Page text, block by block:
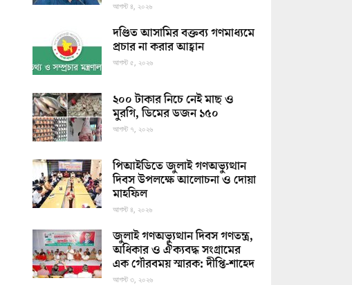
আগস্ট ৪, ২০২৬
দণ্ডিত আসামির বক্তব্য গণমাধ্যমে
প্রচার না করার আহ্বান
আগস্ট ৫, ২০২৬
২০০ টাকার নিচে নেই মাছ ও
মুরগি, ডিমের ডজন ১৫০
আগস্ট ৭, ২০২৬
পিআইডিতে জুলাই গণঅভ্যুত্থান
দিবস উপলক্ষে আলোচনা ও দোয়া
মাহফিল
আগস্ট ৪, ২০২৬
জুলাই গণঅভ্যুত্থান দিবস গণতন্ত্র,
অধিকার ও ঐক্যবদ্ধ সংগ্রামের
এক গৌরবময় স্মারক: দীপ্তি-শাহেদ
আগস্ট ৩, ২০২৬